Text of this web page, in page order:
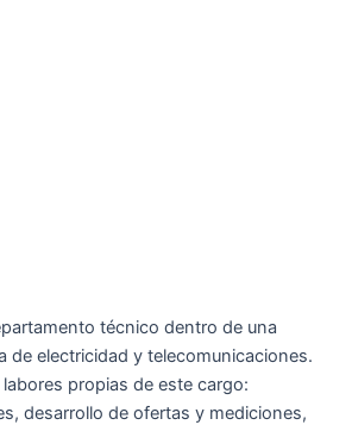
técnico dentro de una
de electricidad y telecomunicaciones.
propias de este cargo:
desarrollo de ofertas y mediciones,